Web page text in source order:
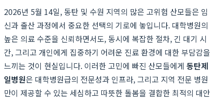
2026년 5월 14일, 동탄 및 수원 지역의 많은 고위험 산모들은 임
신과 출산 과정에서 중요한 선택의 기로에 놓입니다. 대학병원의
높은 의료 수준을 신뢰하면서도, 동시에 복잡한 절차, 긴 대기 시
간, 그리고 개인에게 집중하기 어려운 진료 환경에 대한 부담감을
느끼는 것이 현실입니다. 이러한 고민에 빠진 산모들에게 동탄제
일병원은 대학병원급의 전문성과 인프라, 그리고 지역 전문 병원
만이 제공할 수 있는 세심하고 따뜻한 돌봄을 결합한 최적의 대안